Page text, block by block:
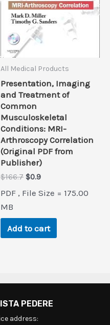
All Medical Products
Presentation, Imaging
and Treatment of
Common
Musculoskeletal
Conditions: MRI-
Arthroscopy Correlation
(Original PDF from
Publisher)
$166.7 Original
was:
$0.9Current
is:
PDF , File Size = 175.00
MB
Add to cart
PEDERE
address: